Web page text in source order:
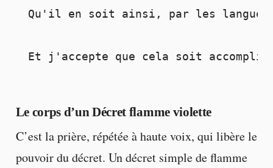
Qu'il en soit ainsi, par les langues
Et j'accepte que cela soit accompli
Le corps d’un Décret flamme violette
C’est la prière, répétée à haute voix, qui libère le
pouvoir du décret. Un décret simple de flamme